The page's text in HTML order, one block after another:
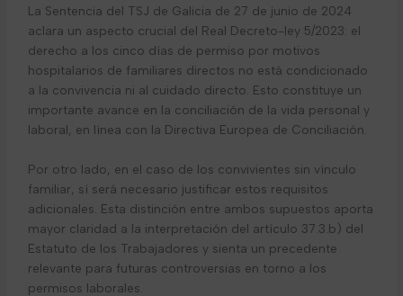
La Sentencia del TSJ de Galicia de 27 de junio de 2024
aclara un aspecto crucial del Real Decreto-ley 5/2023: el
derecho a los cinco días de permiso por motivos
hospitalarios de familiares directos no está condicionado
a la convivencia ni al cuidado directo. Esto constituye un
importante avance en la conciliación de la vida personal y
laboral, en línea con la Directiva Europea de Conciliación.
Por otro lado, en el caso de los convivientes sin vínculo
familiar, sí será necesario justificar estos requisitos
adicionales. Esta distinción entre ambos supuestos aporta
mayor claridad a la interpretación del artículo 37.3.b) del
Estatuto de los Trabajadores y sienta un precedente
relevante para futuras controversias en torno a los
permisos laborales.